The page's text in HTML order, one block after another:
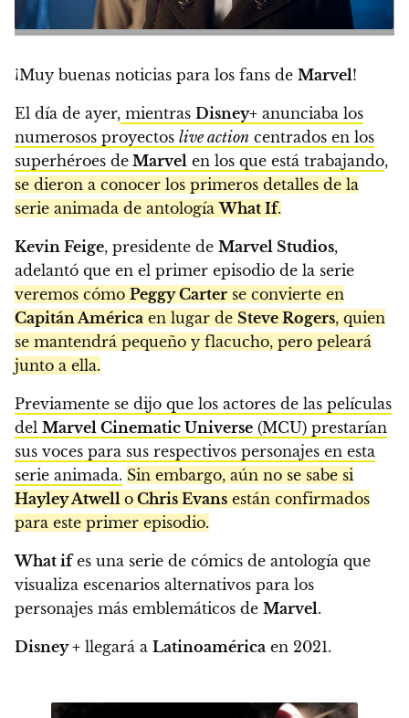
¡Muy buenas noticias para los fans de Marvel!
El día de ayer, mientras Disney+ anunciaba los
numerosos proyectos live action centrados en los
superhéroes de Marvel en los que está trabajando,
se dieron a conocer los primeros detalles de la
serie animada de antologíaWhat If.
Kevin Feige, presidente de Marvel Studios,
adelantó que en el primer episodio de la serie
veremos cómo Peggy Carter se convierte en
Capitán América en lugar de Steve Rogers, quien
se mantendrá pequeño y flacucho, pero peleará
junto a ella.
Previamente se dijo que los actores de las películas
del Marvel Cinematic Universe (MCU) prestarían
sus voces para sus respectivos personajes en esta
serie animada. Sin embargo, aún no se sabe si
Hayley Atwell o Chris Evans están confirmados
para este primer episodio.
What ifes una serie de cómics de antología que
visualiza escenarios alternativos para los
personajes más emblemáticos de Marvel.
Disney + llegará a Latinoamérica en 2021.